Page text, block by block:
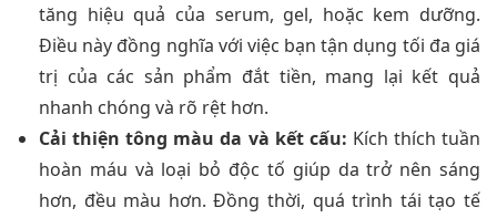
tăng hiệu quả của serum, gel, hoặc kem dưỡng.
Điều này đồng nghĩa với việc bạn tận dụng tối đa giá
trị của các sản phẩm đắt tiền, mang lại kết quả
nhanh chóng và rõ rệt hơn.
Cải thiện tông màu da và kết cấu: Kích thích tuần
hoàn máu và loại bỏ độc tố giúp da trở nên sáng
hơn, đều màu hơn. Đồng thời, quá trình tái tạo tế